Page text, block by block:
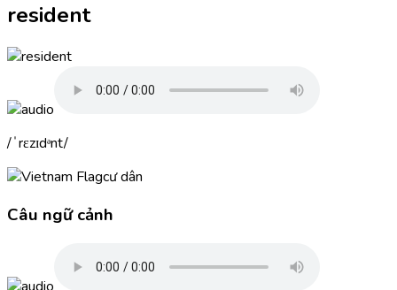
resident
ˈrɛzɪdᵊnt
cư dân
Câu ngữ cảnh